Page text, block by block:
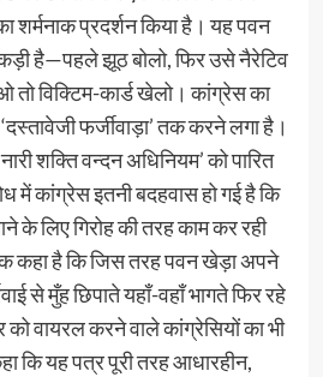
शर्मनाक प्रदर्शन किया है। यह पवन
है—पहले झूठ बोलो, फिर उसे नैरेटिव
विक्टिम-कार्ड खेलो। कांग्रेस का
फर्जीवाड़ा’ तक करने लगा है।
शक्ति वन्दन अधिनियम’ को पारित
में कांग्रेस इतनी बदहवास हो गई है कि
के लिए गिरोह की तरह काम कर रही
कहा है कि जिस तरह पवन खेड़ा अपने
से मुँह छिपाते यहाँ-वहाँ भागते फिर रहे
को वायरल करने वाले कांग्रेसियों का भी
कि यह पत्र पूरी तरह आधारहीन,